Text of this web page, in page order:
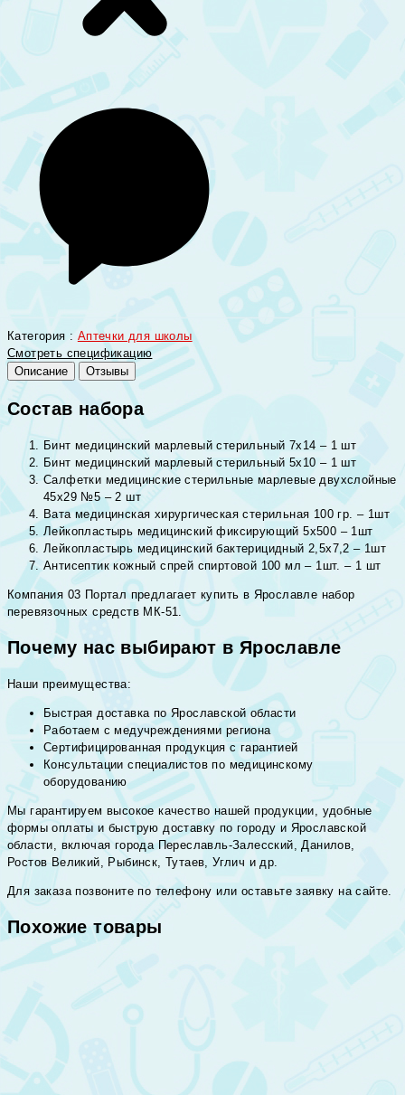
Категория : Аптечки для школы
Смотреть спецификацию
Описание
Отзывы
Состав набора
Бинт медицинский марлевый стерильный 7х14 – 1 шт
Бинт медицинский марлевый стерильный 5х10 – 1 шт
Салфетки медицинские стерильные марлевые двухслойные
45х29 №5 – 2 шт
Вата медицинская хирургическая стерильная 100 гр. – 1шт
Лейкопластырь медицинский фиксирующий 5х500 – 1шт
Лейкопластырь медицинский бактерицидный 2,5х7,2 – 1шт
Антисептик кожный спрей спиртовой 100 мл – 1шт. – 1 шт
Компания 03 Портал предлагает купить в Ярославле набор
перевязочных средств МК-51.
Почему нас выбирают в Ярославле
Наши преимущества:
Быстрая доставка по Ярославской области
Работаем с медучреждениями региона
Сертифицированная продукция с гарантией
Консультации специалистов по медицинскому
оборудованию
Мы гарантируем высокое качество нашей продукции, удобные
формы оплаты и быструю доставку по городу и Ярославской
области, включая города Переславль-Залесский, Данилов,
Ростов Великий, Рыбинск, Тутаев, Углич и др.
Для заказа позвоните по телефону или оставьте заявку на сайте.
Похожие товары